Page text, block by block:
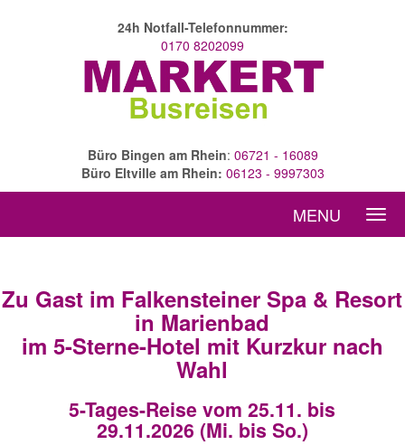
24h Notfall-Telefonnummer:
0170 8202099
Büro Bingen am Rhein: 06721 - 16089
Büro Eltville am Rhein: 06123 - 9997303
MENU
Zu Gast im Falkensteiner Spa & Resort
in Marienbad
im 5-Sterne-Hotel mit Kurzkur nach
Wahl
5-Tages-Reise vom 25.11. bis
29.11.2026 (Mi. bis So.)